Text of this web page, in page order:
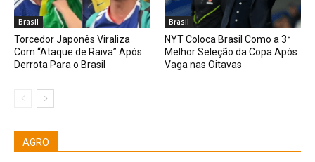
Brasil
Torcedor Japonês Viraliza
Com “Ataque de Raiva” Após
Derrota Para o Brasil
Brasil
NYT Coloca Brasil Como a 3ª
Melhor Seleção da Copa Após
Vaga nas Oitavas
AGRO